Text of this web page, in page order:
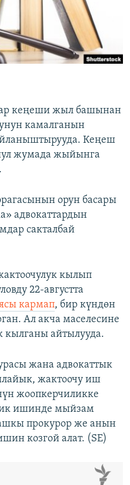
кеңеши жыл башынан
камалганын
Кеңеш
жумада жыйынга
орун басары
адвокаттардын
сакталбай
кылып
22-августта
кармап, бир күндөн
Ал акча маселесине
айтылууда.
жана адвокаттык
жактоочу иш
жоопкерчиликке
ишинде мыйзам
прокурор же анын
козгой алат. (SE)